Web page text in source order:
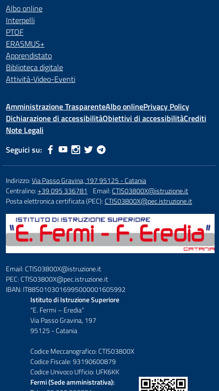
Albo online
Interpelli
PTOF
ERASMUS+
Apprendistato
Biblioteca digitale
Attività-Video-Eventi
Amministrazione TrasparenteAlbo onlinePrivacy Policy
Dichiarazione di accessibilitàObiettivi di accessibilitàCrediti
Note Legali
Seguici su:
Indirizzo:Via Passo Gravina, 197 95125 - Catania
Centralino:+39 095 336781 Email:CTIS03800X@istruzione.it
Posta elettronica certificata (PEC):CTIS03800X@pec.istruzione.it
Email: CTIS03800X@istruzione.it
PEC: CTIS03800X@pec.istruzione.it
IBAN: IT88S0103016995000001605992
Istituto di Istruzione Superiore
“E. Fermi – Eredia”
Via Passo Gravina, 197
95125 - Catania
Codice Meccanografico: CTIS03800X
Codice Fiscale: 93190600879
Codice Univoco Ufficio: UFK6KK
Fermi (Sede amministrativa):